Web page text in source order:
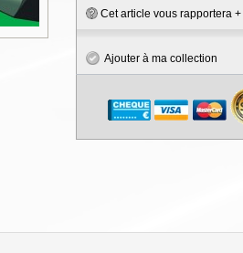
Cet article vous rapportera +
Ajouter à ma collection